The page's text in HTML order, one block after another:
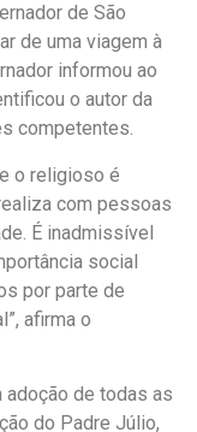
de São
de uma viagem à
informou ao
o autor da
competentes.
o religioso é
com pessoas
É inadmissível
social
por parte de
afirma o
adoção de todas as
do Padre Júlio,